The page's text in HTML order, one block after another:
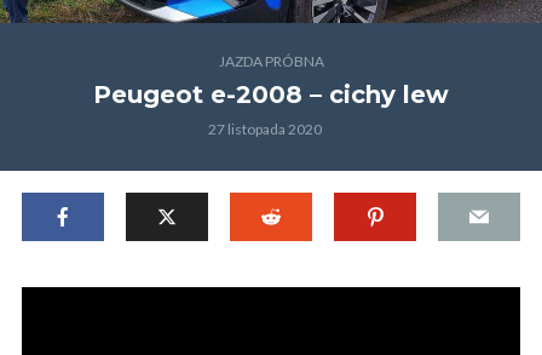
JAZDA PRÓBNA
Peugeot e-2008 – cichy lew
27 listopada 2020